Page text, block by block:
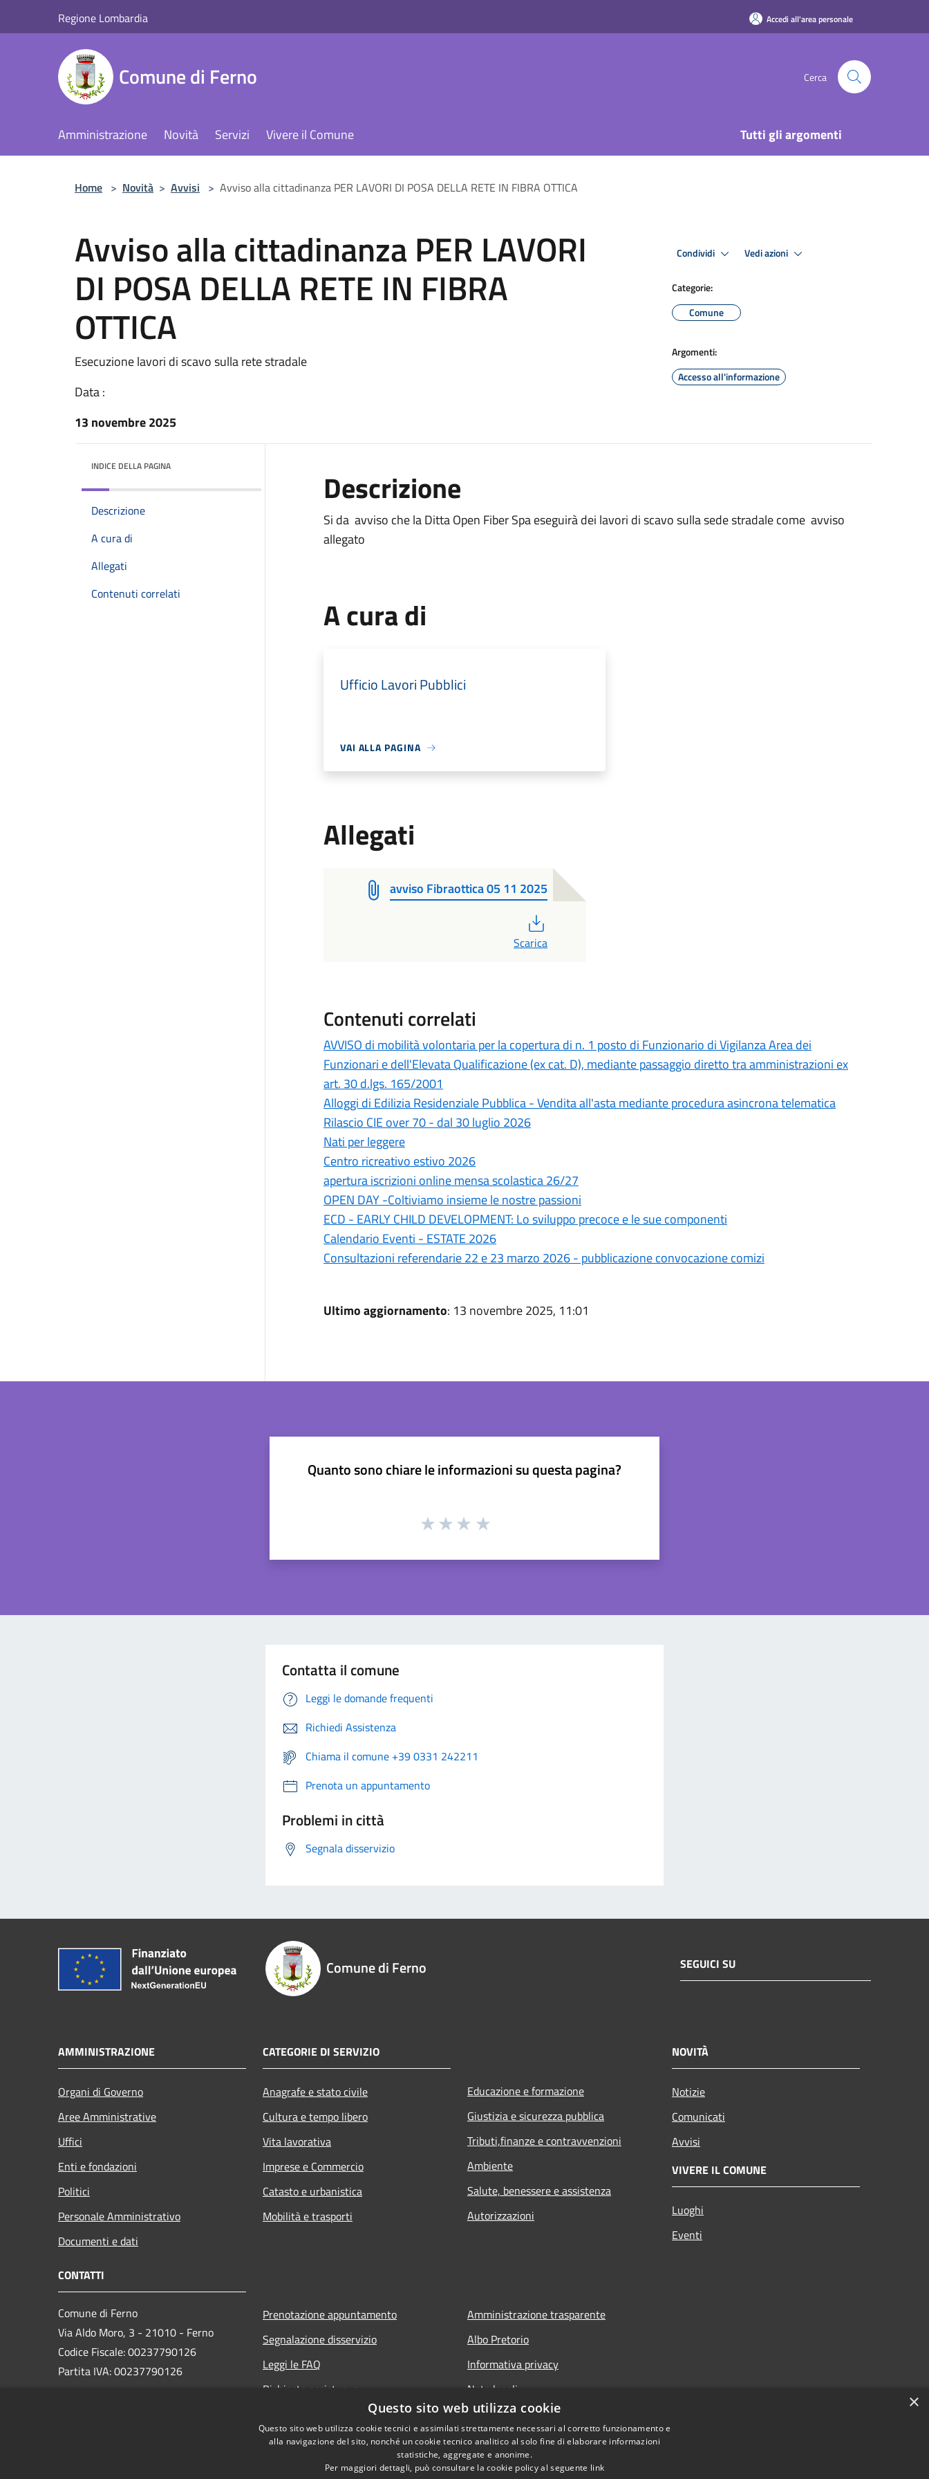
Regione Lombardia Accedi all'area personale
Comune di Ferno Cerca
Amministrazione Novità Servizi Vivere il Comune Tutti gli argomenti
Home > Novità > Avvisi > Avviso alla cittadinanza PER LAVORI DI POSA DELLA RETE IN FIBRA OTTICA
Avviso alla cittadinanza PER LAVORI
DI POSA DELLA RETE IN FIBRA
OTTICA
Esecuzione lavori di scavo sulla rete stradale
Data :
13 novembre 2025
Condividi Vedi azioni
Categorie:
Comune
Argomenti:
Accesso all'informazione
INDICE DELLA PAGINA
Descrizione
A cura di
Allegati
Contenuti correlati
Descrizione
Si da avviso che la Ditta Open Fiber Spa eseguirà dei lavori di scavo sulla sede stradale come avviso
allegato
A cura di
Ufficio Lavori Pubblici
VAI ALLA PAGINA
Allegati
avviso Fibraottica 05 11 2025
Scarica
Contenuti correlati
AVVISO di mobilità volontaria per la copertura di n. 1 posto di Funzionario di Vigilanza Area dei
Funzionari e dell'Elevata Qualificazione (ex cat. D), mediante passaggio diretto tra amministrazioni ex
art. 30 d.lgs. 165/2001
Alloggi di Edilizia Residenziale Pubblica - Vendita all'asta mediante procedura asincrona telematica
Rilascio CIE over 70 - dal 30 luglio 2026
Nati per leggere
Centro ricreativo estivo 2026
apertura iscrizioni online mensa scolastica 26/27
OPEN DAY -Coltiviamo insieme le nostre passioni
ECD - EARLY CHILD DEVELOPMENT: Lo sviluppo precoce e le sue componenti
Calendario Eventi - ESTATE 2026
Consultazioni referendarie 22 e 23 marzo 2026 - pubblicazione convocazione comizi
Ultimo aggiornamento: 13 novembre 2025, 11:01
Quanto sono chiare le informazioni su questa pagina?
Contatta il comune
Leggi le domande frequenti
Richiedi Assistenza
Chiama il comune +39 0331 242211
Prenota un appuntamento
Problemi in città
Segnala disservizio
Comune di Ferno SEGUICI SU
AMMINISTRAZIONE
Organi di Governo
Aree Amministrative
Uffici
Enti e fondazioni
Politici
Personale Amministrativo
Documenti e dati
CATEGORIE DI SERVIZIO
Anagrafe e stato civile
Cultura e tempo libero
Vita lavorativa
Imprese e Commercio
Catasto e urbanistica
Mobilità e trasporti
Educazione e formazione
Giustizia e sicurezza pubblica
Tributi,finanze e contravvenzioni
Ambiente
Salute, benessere e assistenza
Autorizzazioni
NOVITÀ
Notizie
Comunicati
Avvisi
VIVERE IL COMUNE
Luoghi
Eventi
CONTATTI
Comune di Ferno
Via Aldo Moro, 3 - 21010 - Ferno
Codice Fiscale: 00237790126
Partita IVA: 00237790126
Prenotazione appuntamento
Segnalazione disservizio
Leggi le FAQ
Richiesta assistenza
Amministrazione trasparente
Albo Pretorio
Informativa privacy
Note legali
Dichiarazione di accessibilità
×
Questo sito web utilizza cookie
Questo sito web utilizza cookie tecnici e assimilati strettamente necessari al corretto funzionamento e
alla navigazione del sito, nonché un cookie tecnico analitico al solo fine di elaborare informazioni
statistiche, aggregate e anonime.
Per maggiori dettagli, può consultare la cookie policy al seguente link